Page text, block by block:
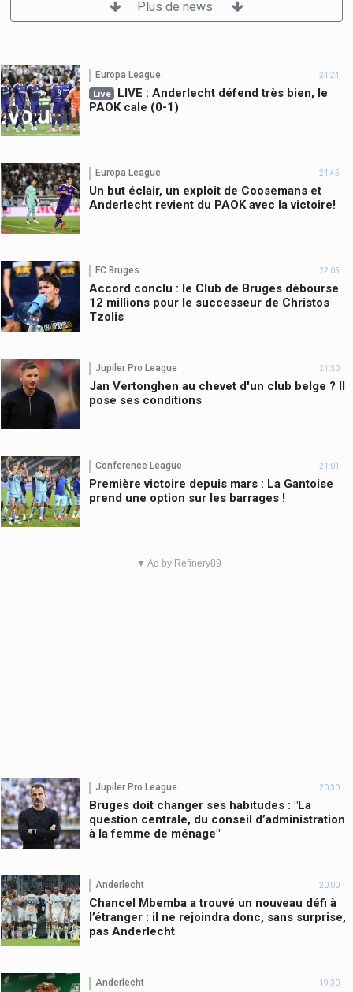
Plus de news
Europa League 21:24
Live
LIVE : Anderlecht défend très bien, le
PAOK cale (0-1)
Europa League 21:45
Un but éclair, un exploit de Coosemans et
Anderlecht revient du PAOK avec la victoire!
FC Bruges 22:05
Accord conclu : le Club de Bruges débourse
12 millions pour le successeur de Christos
Tzolis
Jupiler Pro League 21:30
Jan Vertonghen au chevet d'un club belge ? Il
pose ses conditions
Conference League 21:01
Première victoire depuis mars : La Gantoise
prend une option sur les barrages !
▼ Ad by Refinery89
Jupiler Pro League 20:30
Bruges doit changer ses habitudes : "La
question centrale, du conseil d’administration
à la femme de ménage"
Anderlecht 20:00
Chancel Mbemba a trouvé un nouveau défi à
l’étranger : il ne rejoindra donc, sans surprise,
pas Anderlecht
Anderlecht 19:30